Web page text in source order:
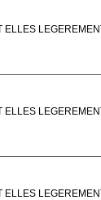
ELLES
ELLES
ELLES